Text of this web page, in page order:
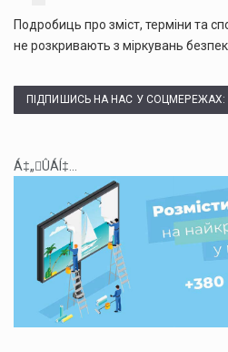
Подробиць про зміст, терміни та
не розкривають з міркувань
ПІДПИШИСЬ НА НАС У СОЦМЕРЕЖАХ:
Á‡„ÛÁÍ‡...